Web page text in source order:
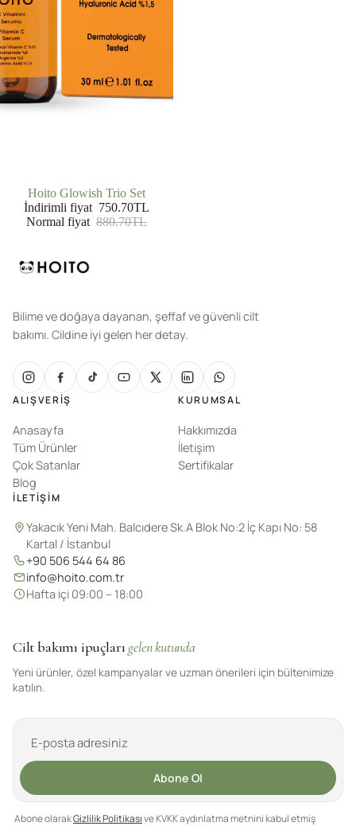
İNDIRIMDEHoito Glowish Trio Set
İndirimli fiyat 750.70TL
Normal fiyat 880.70TL
Cilt bakımı ipuçları gelen kutunda
Yeni ürünler, özel kampanyalar ve uzman önerileri için bültenimize
katılın.
Abone Ol
Abone olarakGizlilik Politikasıve KVKK aydınlatma metnini kabul etmiş
Bilime ve doğaya dayanan, şeffaf ve güvenli cilt
bakımı. Cildine iyi gelen her detay.
ALIŞVERIŞ
Anasayfa
Tüm Ürünler
Çok Satanlar
Blog
KURUMSAL
Hakkımızda
İletişim
Sertifikalar
İLETIŞIM
Yakacık Yeni Mah. Balcıdere Sk.A Blok No:2 İç Kapı No: 58
Kartal / İstanbul
+90 506 544 64 86
info@hoito.com.tr
Hafta içi 09:00 – 18:00